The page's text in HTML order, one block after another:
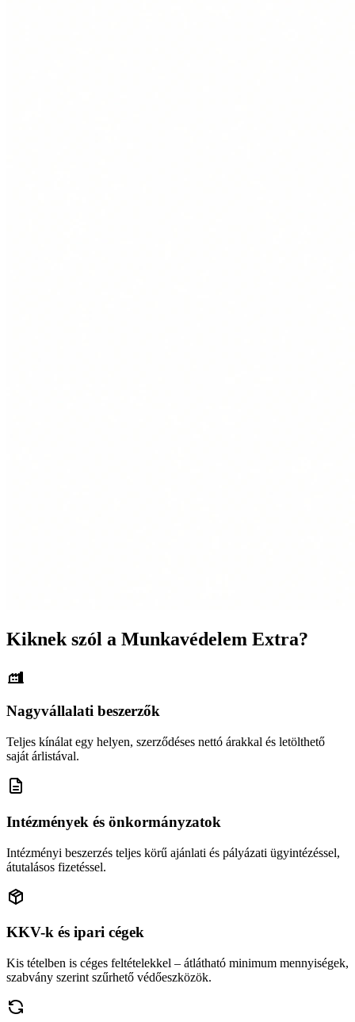
Kiknek szól a Munkavédelem Extra?
Nagyvállalati beszerzők
Teljes kínálat egy helyen, szerződéses nettó árakkal és letölthető
saját árlistával.
Intézmények és önkormányzatok
Intézményi beszerzés teljes körű ajánlati és pályázati ügyintézéssel,
átutalásos fizetéssel.
KKV-k és ipari cégek
Kis tételben is céges feltételekkel – átlátható minimum mennyiségek,
szabvány szerint szűrhető védőeszközök.